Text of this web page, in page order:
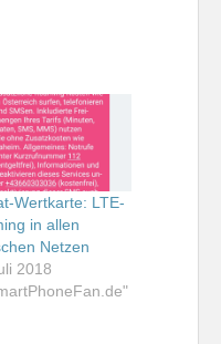
Wertkarte: LTE-
in allen
Netzen
2018